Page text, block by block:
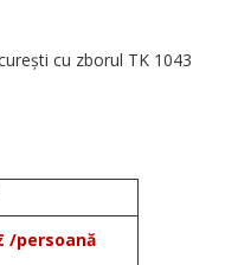
cu zborul TK 1043
/persoană